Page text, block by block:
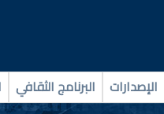
الإصدارات البرنامج الثقافي